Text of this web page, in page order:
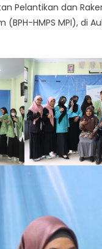
Pelantikan dan
HMPS MPI), di